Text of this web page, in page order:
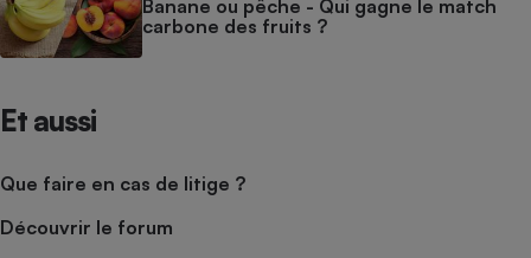
Banane ou pêche - Qui gagne le match
carbone des fruits ?
Et aussi
Que faire en cas de litige ?
Découvrir le forum